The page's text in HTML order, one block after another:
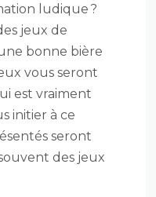
ludique ?
jeux de
bonne bière
vous seront
est vraiment
initier à ce
seront
des jeux